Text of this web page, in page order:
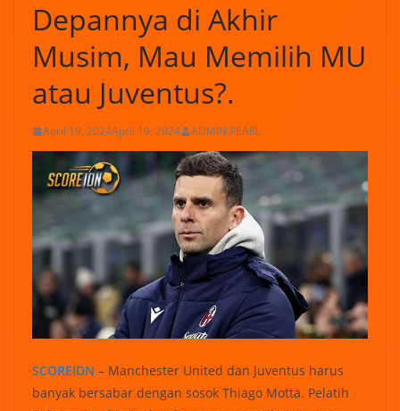
Depannya di Akhir
Musim, Mau Memilih MU
atau Juventus?.
April 19, 2024April 19, 2024 ADMIN PEARL
SCOREIDN – Manchester United dan Juventus harus
banyak bersabar dengan sosok Thiago Motta. Pelatih